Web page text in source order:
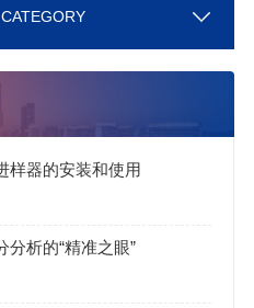
样器的安装和使用
析的“精准之眼”